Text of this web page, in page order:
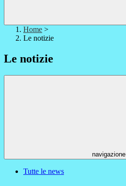
Home >
Le notizie
Le notizie
navigazione
Tutte le news